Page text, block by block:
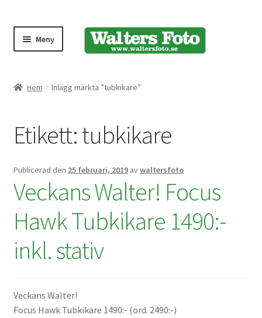
Meny
Bärremmar
Fjärrkontroller
Stativ
Hem Inlägg märkta ”tubkikare”
Etikett:tubkikare
Publicerad den 25 februari, 2019 avwaltersfoto
Veckans Walter! Focus
Hawk Tubkikare 1490:-
inkl. stativ
Veckans Walter!
Focus Hawk Tubkikare 1490:- (ord. 2490:-)